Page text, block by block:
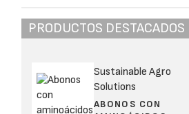
PRODUCTOS DESTACADOS
Sustainable Agro
Solutions
ABONOS CON